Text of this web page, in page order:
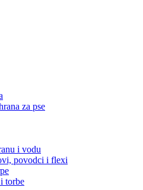
za pse
i vodu
povodci i flexi
torbe